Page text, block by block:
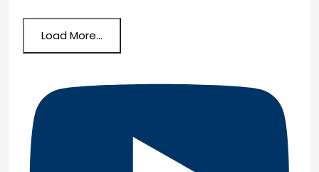
Load More...